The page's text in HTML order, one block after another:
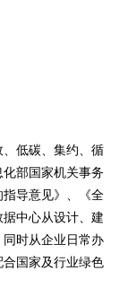
低碳、集约、循
部国家机关事务
导意见》、《全
中心从设计、建
时从企业日常办
国家及行业绿色